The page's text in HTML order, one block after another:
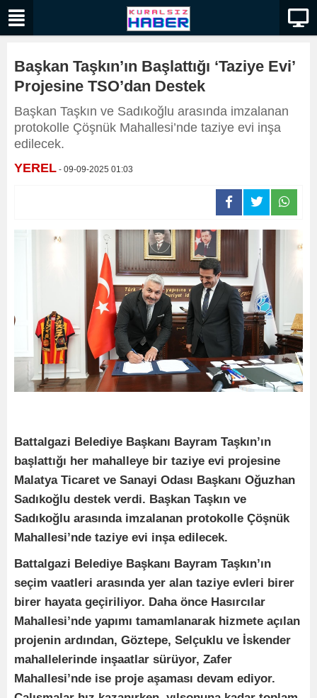
Başkan Taşkın’ın Başlattığı ‘Taziye Evi’
Projesine TSO’dan Destek
Başkan Taşkın ve Sadıkoğlu arasında imzalanan
protokolle Çöşnük Mahallesi’nde taziye evi inşa
edilecek.
YEREL - 09-09-2025 01:03
Battalgazi Belediye Başkanı Bayram Taşkın’ın
başlattığı her mahalleye bir taziye evi projesine
Malatya Ticaret ve Sanayi Odası Başkanı Oğuzhan
Sadıkoğlu destek verdi. Başkan Taşkın ve
Sadıkoğlu arasında imzalanan protokolle Çöşnük
Mahallesi’nde taziye evi inşa edilecek.
Battalgazi Belediye Başkanı Bayram Taşkın’ın
seçim vaatleri arasında yer alan taziye evleri birer
birer hayata geçiriliyor. Daha önce Hasırcılar
Mahallesi’nde yapımı tamamlanarak hizmete açılan
projenin ardından, Göztepe, Selçuklu ve İskender
mahallelerinde inşaatlar sürüyor, Zafer
Mahallesi’nde ise proje aşaması devam ediyor.